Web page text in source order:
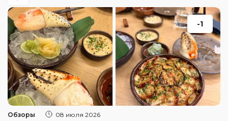
-1
Обзоры 08 июля 2026